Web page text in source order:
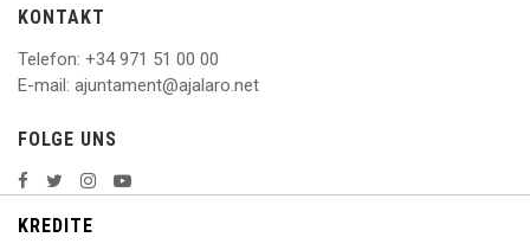
KONTAKT
Telefon: +34 971 51 00 00
E-mail: ajuntament@ajalaro.net
FOLGE UNS
KREDITE